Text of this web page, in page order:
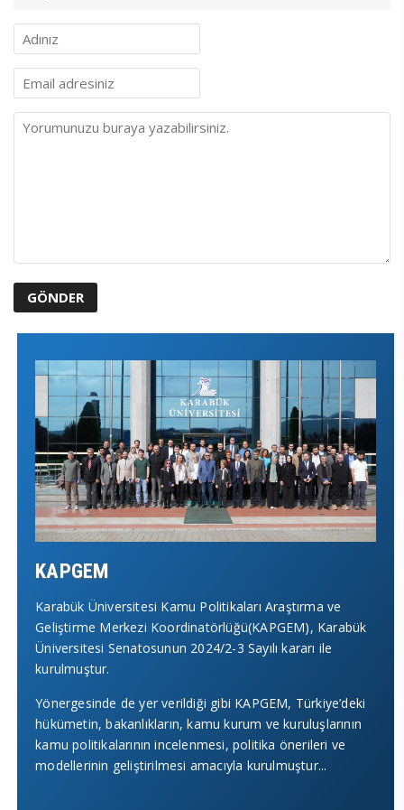
KAPGEM
Karabük Üniversitesi Kamu Politikaları Araştırma ve
Geliştirme Merkezi Koordinatörlüğü(KAPGEM), Karabük
Üniversitesi Senatosunun 2024/2-3 Sayılı kararı ile
kurulmuştur.
Yönergesinde de yer verildiği gibi KAPGEM, Türkiye’deki
hükümetin, bakanlıkların, kamu kurum ve kuruluşlarının
kamu politikalarının incelenmesi, politika önerileri ve
modellerinin geliştirilmesi amacıyla kurulmuştur...
Yeni Sayfamız 16.10.2025 Tarihinde yayına alınmıştır.
Cumhurbaşkanı Erdoğan’ın “Aile Yılı” İlanına KBÜ’den
Akademik Destek
Üniversitemiz Rektörü Prof.Dr. Fatih KIRIŞIK Başkanlığında
Hukuk Politikaları Masası Toplantısı Düzenlendi